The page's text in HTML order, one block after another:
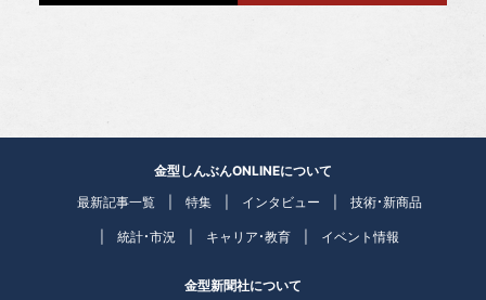
金型しんぶんONLINEについて
最新記事一覧
特集 インタビュー 技術・新商品
統計・市況 キャリア・教育 イベント情報
金型新聞社について